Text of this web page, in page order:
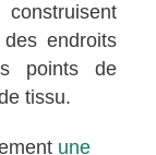
endroits
points de
tissu.
une